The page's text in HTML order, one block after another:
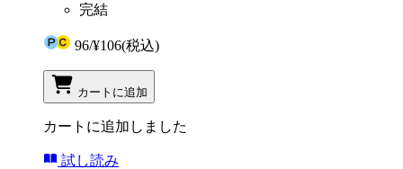
完結
96/¥106(税込)
カートに追加
カートに追加しました
試し読み